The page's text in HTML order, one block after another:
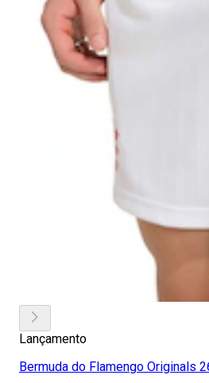
Lançamento
Bermuda do Flamengo Originals